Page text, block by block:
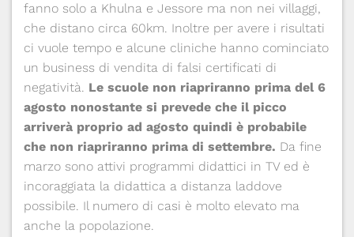
fanno solo a Khulna e Jessore ma non nei villaggi,
che distano circa 60km. Inoltre per avere i risultati
ci vuole tempo e alcune cliniche hanno cominciato
un business di vendita di falsi certificati di
negatività. Le scuole non riapriranno prima del 6
agosto nonostante si prevede che il picco
arriverà proprio ad agosto quindi è probabile
che non riapriranno prima di settembre. Da fine
marzo sono attivi programmi didattici in TV ed è
incoraggiata la didattica a distanza laddove
possibile. Il numero di casi è molto elevato ma
anche la popolazione.